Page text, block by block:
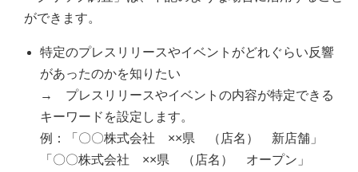
ができます。
特定のプレスリリースやイベントがどれぐらい反響
があったのかを知りたい
→ プレスリリースやイベントの内容が特定できる
キーワードを設定します。
例：「〇〇株式会社 ××県 （店名） 新店舗」
「〇〇株式会社 ××県 （店名） オープン」